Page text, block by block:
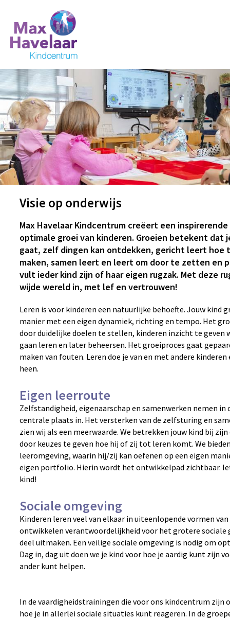
Visie op onderwijs
Max Havelaar Kindcentrum creëert een
optimale groei van kinderen. Groeien betekent dat
gaat, zelf dingen kan ontdekken, gericht leert hoe
maken, samen leert en leert om door te zetten en
vult ieder kind zijn of haar eigen rugzak. Met deze
wijde wereld in, met lef en vertrouwen!
Leren is voor kinderen een natuurlijke behoefte. Jouw kind
manier met een eigen dynamiek, richting en tempo. Het
door duidelijke doelen te stellen, kinderen inzicht te geven
gaan leren en later beheersen. Het groeiproces gaat
maken van fouten. Leren doe je van en met andere kinderen
heen.
Eigen leerroute
Zelfstandigheid, eigenaarschap en samenwerken nemen in
centrale plaats in. Het versterken van de zelfsturing en
zien wij als een meerwaarde. We betrekken jouw kind bij
door keuzes te geven hoe hij of zij tot leren komt. We
leeromgeving, waarin hij/zij kan oefenen op een eigen
eigen portfolio. Hierin wordt het ontwikkelpad zichtbaar.
kind!
Sociale omgeving
Kinderen leren veel van elkaar in uiteenlopende vormen
ontwikkelen verantwoordelijkheid voor het grotere sociale
deel uitmaken. Een veilige sociale omgeving is nodig om
Dag in, dag uit doen we je kind voor hoe je aardig kunt zijn
ander kunt helpen.
In de vaardigheidstrainingen die voor ons kindcentrum zijn
hoe je in allerlei sociale situaties kunt reageren. In de